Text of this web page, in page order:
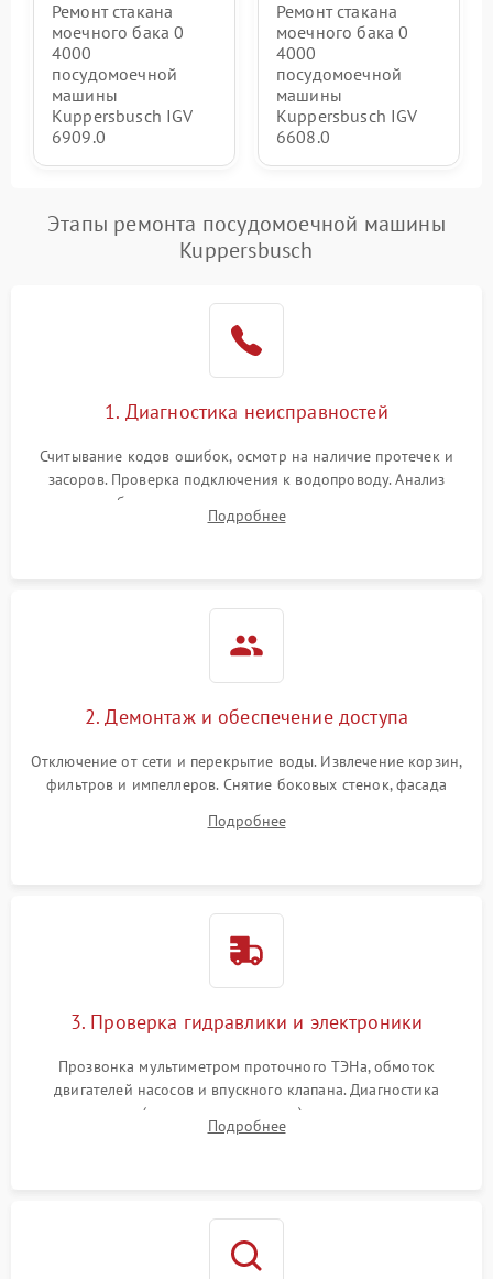
Ремонт стакана
моечного бака 0
4000
посудомоечной
машины
Kuppersbusch IGV
6909.0
Ремонт стакана
моечного бака 0
4000
посудомоечной
машины
Kuppersbusch IGV
6608.0
Этапы ремонта посудомоечной машины
Kuppersbusch
1. Диагностика неисправностей
Считывание кодов ошибок, осмотр на наличие протечек и
засоров. Проверка подключения к водопроводу. Анализ
жалоб на отсутствие слива, нагрева, вращения
разбрызгивателей или срабатывание системы защиты
Подробнее
2. Демонтаж и обеспечение доступа
Отключение от сети и перекрытие воды. Извлечение корзин,
фильтров и импеллеров. Снятие боковых стенок, фасада
циркуляционному насосу, ТЭНу и сливной помпе.
Подробнее
3. Проверка гидравлики и электроники
Прозвонка мультиметром проточного ТЭНа, обмоток
двигателей насосов и впускного клапана. Диагностика
прессостата (датчика уровня воды), датчика мутности,
концевика дверцы и электронного модуля управления.
Подробнее